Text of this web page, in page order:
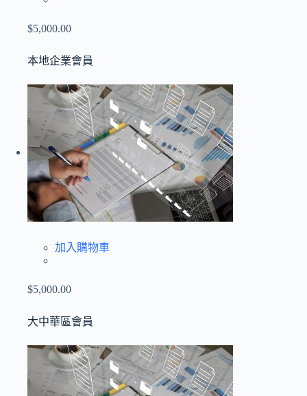
$5,000.00
本地企業會員
加入購物車
$5,000.00
大中華區會員